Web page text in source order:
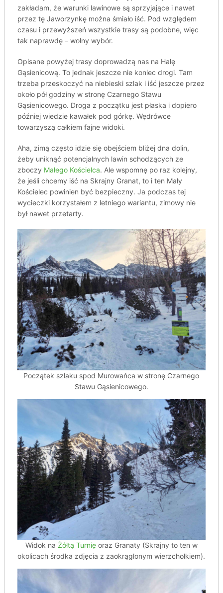
zakładam, że warunki lawinowe są sprzyjające i nawet
przez tę Jaworzynkę można śmiało iść. Pod względem
czasu i przewyższeń wszystkie trasy są podobne, więc
tak naprawdę – wolny wybór.
Opisane powyżej trasy doprowadzą nas na Halę
Gąsienicową. To jednak jeszcze nie koniec drogi. Tam
trzeba przeskoczyć na niebieski szlak i iść jeszcze przez
około pół godziny w stronę Czarnego Stawu
Gąsienicowego. Droga z początku jest płaska i dopiero
później wiedzie kawałek pod górkę. Wędrówce
towarzyszą całkiem fajne widoki.
Aha, zimą często idzie się obejściem bliżej dna dolin,
żeby uniknąć potencjalnych lawin schodzących ze
zboczy Małego Kościelca. Ale wspomnę po raz kolejny,
że jeśli chcemy iść na Skrajny Granat, to i ten Mały
Kościelec powinien być bezpieczny. Ja podczas tej
wycieczki korzystałem z letniego wariantu, zimowy nie
był nawet przetarty.
Początek szlaku spod Murowańca w stronę Czarnego
Stawu Gąsienicowego.
Widok na Żółtą Turnięoraz Granaty (Skrajny to ten w
okolicach środka zdjęcia z zaokrąglonym wierzchołkiem).